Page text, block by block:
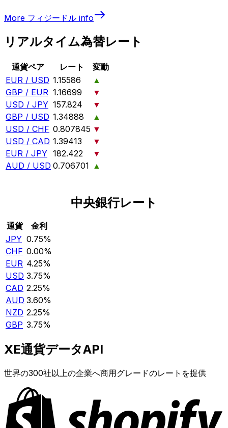
More フィジードル info
リアルタイム為替レート
通貨ペア レート
変動
EUR / USD 1.15586
▲
GBP / EUR 1.16699
▼
USD / JPY 157.824
▼
GBP / USD 1.34888
▲
USD / CHF 0.807845 ▼
USD / CAD 1.39413
▼
EUR / JPY 182.422
▼
AUD / USD 0.706701 ▲
中央銀行レート
通貨
金利
JPY 0.75%
CHF 0.00%
EUR 4.25%
USD 3.75%
CAD 2.25%
AUD 3.60%
NZD 2.25%
GBP 3.75%
XE通貨データAPI
世界の300社以上の企業へ商用グレードのレートを提供